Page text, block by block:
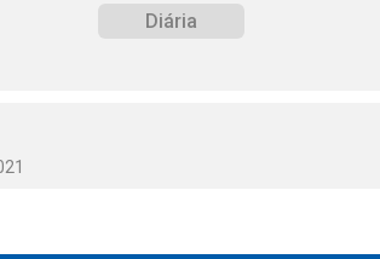
Diária